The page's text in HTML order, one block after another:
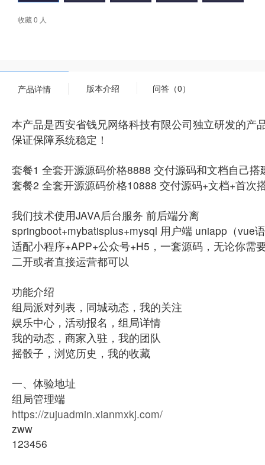
收藏 0 人
产品详情 版本介绍 问答（0）
本产品是西安省钱兄网络科技有限公司独立研发的
保证保障系统稳定！
套餐1 全套开源源码价格8888 交付源码和文档自己搭
套餐2 全套开源源码价格10888 交付源码+文档+首次
我们技术使用JAVA后台服务 前后端分离
springboot+mybatisplus+mysql 用户端 uniapp（vue
适配小程序+APP+公众号+H5，一套源码，无论你
二开或者直接运营都可以
功能介绍
组局派对列表，同城动态，我的关注
娱乐中心，活动报名，组局详情
我的动态，商家入驻，我的团队
摇骰子，浏览历史，我的收藏
一、体验地址
组局管理端
https://zujuadmin.xianmxkj.com/
zww
123456